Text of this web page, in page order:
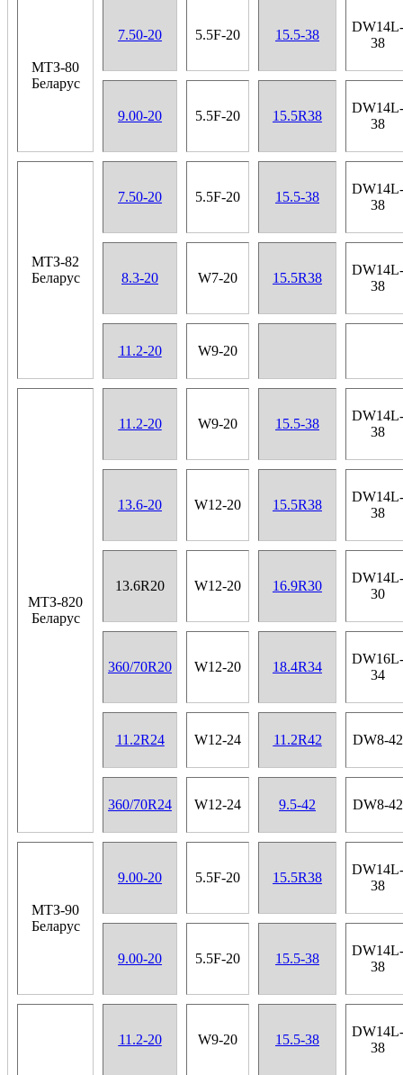
МТЗ-80
Беларус
7.50-20 5.5F-20 15.5-38
DW14L-
38
9.00-20 5.5F-20 15.5R38
DW14L-
38
МТЗ-82
Беларус
7.50-20 5.5F-20 15.5-38
DW14L-
38
8.3-20 W7-20 15.5R38
DW14L-
38
11.2-20 W9-20
МТЗ-820
Беларус
11.2-20 W9-20 15.5-38
DW14L-
38
13.6-20 W12-20 15.5R38
DW14L-
38
13.6R20 W12-20 16.9R30
DW14L-
30
360/70R20 W12-20 18.4R34
DW16L-
34
11.2R24 W12-24 11.2R42 DW8-42
360/70R24 W12-24 9.5-42 DW8-42
МТЗ-90
Беларус
9.00-20 5.5F-20 15.5R38
DW14L-
38
9.00-20 5.5F-20 15.5-38
DW14L-
38
11.2-20 W9-20 15.5-38
DW14L-
38